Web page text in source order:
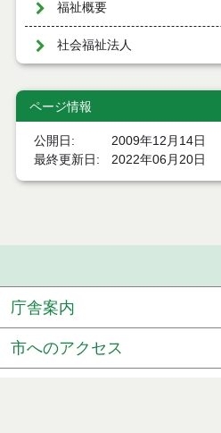
福祉概要
社会福祉法人
ページ情報
公開日
2009年12月14日
最終更新日
2022年06月20日
庁舎案内
市へのアクセス